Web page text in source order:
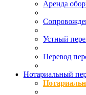
Аренда
Устный
Перевод
Нотариальный